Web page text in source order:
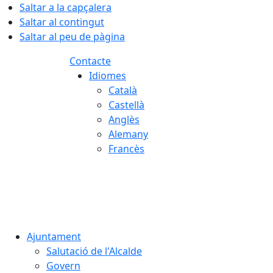
Saltar a la capçalera
Saltar al contingut
Saltar al peu de pàgina
Contacte
Idiomes
Català
Castellà
Anglès
Alemany
Francès
Ajuntament
Salutació de l'Alcalde
Govern